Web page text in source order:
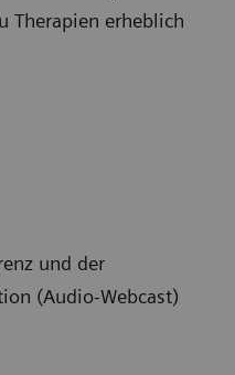
Therapien erheblich
und der
(Audio-Webcast)